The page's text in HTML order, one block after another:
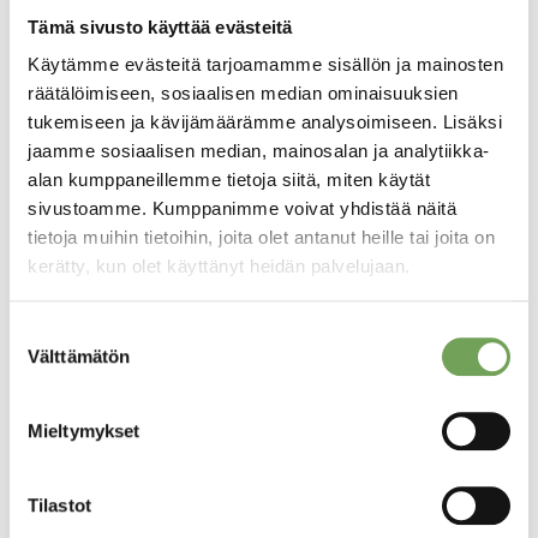
Tämä sivusto käyttää evästeitä
Käytämme evästeitä tarjoamamme sisällön ja mainosten
räätälöimiseen, sosiaalisen median ominaisuuksien
tukemiseen ja kävijämäärämme analysoimiseen. Lisäksi
jaamme sosiaalisen median, mainosalan ja analytiikka-
alan kumppaneillemme tietoja siitä, miten käytät
sivustoamme. Kumppanimme voivat yhdistää näitä
tietoja muihin tietoihin, joita olet antanut heille tai joita on
kerätty, kun olet käyttänyt heidän palvelujaan.
valinta
Välttämätön
Mieltymykset
Tilastot
Laine, Lauri:
Draperia II (2026)
250,00€
Lisää
ostoskoriin
Laine, Lauri:
Draperia I (2026)
250,00€
Lisää
ostoskoriin